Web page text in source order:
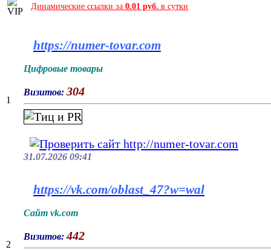
Динамические ссылки за 0.01 руб. в сутки
1
https://numer-tovar.com
Цифровые товары
Визитов: 304
31.07.2026 09:41
2
https://vk.com/oblast_47?w=wal
Сайт vk.com
Визитов: 442